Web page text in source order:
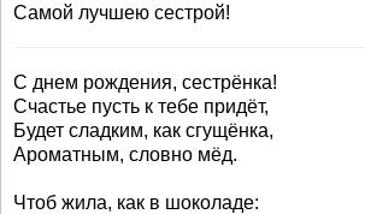
Самой лучшею сестрой!
С днем рождения, сестрёнка!
Счастье пусть к тебе придёт,
Будет сладким, как сгущёнка,
Ароматным, словно мёд.
Чтоб жила, как в шоколаде: